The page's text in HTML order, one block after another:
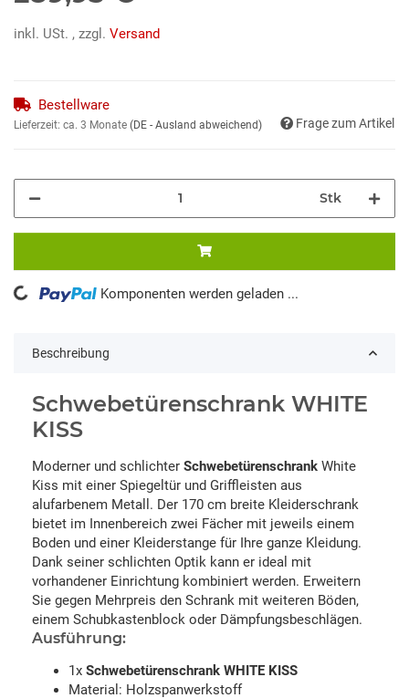
inkl. USt. , zzgl. Versand
Bestellware
Lieferzeit: ca. 3 Monate (DE - Ausland abweichend) Frage zum Artikel
Stk
Komponenten werden geladen ...
Beschreibung
Schwebetürenschrank WHITE
KISS
Moderner und schlichter Schwebetürenschrank White
Kiss mit einer Spiegeltür und Griffleisten aus
alufarbenem Metall. Der 170 cm breite Kleiderschrank
bietet im Innenbereich zwei Fächer mit jeweils einem
Boden und einer Kleiderstange für Ihre ganze Kleidung.
Dank seiner schlichten Optik kann er ideal mit
vorhandener Einrichtung kombiniert werden. Erweitern
Sie gegen Mehrpreis den Schrank mit weiteren Böden,
einem Schubkastenblock oder Dämpfungsbeschlägen.
Ausführung:
1x Schwebetürenschrank WHITE KISS
Material: Holzspanwerkstoff